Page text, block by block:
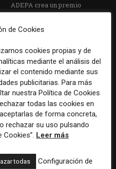
ADEPA crea un premio
especial para la mejor
cobertura periodística del
Mundial 2026
de Cookies
cookies propias y de
mediante el análisis del
el contenido mediante sus
publicitarias. Para más
nuestra Política de Cookies
todas las cookies en
de forma concreta,
rechazar su uso pulsando
Cookies”. Leer más
todas
Configuración de